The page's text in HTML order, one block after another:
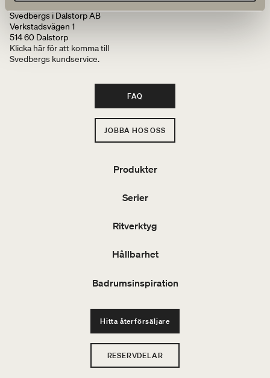
Svedbergs i Dalstorp AB
Verkstadsvägen 1
514 60 Dalstorp
Klicka här för att komma till
Svedbergs kundservice.
FAQ
JOBBA HOS OSS
Produkter
Serier
Ritverktyg
Hållbarhet
Badrumsinspiration
Hitta återförsäljare
RESERVDELAR